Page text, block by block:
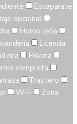
Escaparate
opcional
Horno leña
Licencia
Piscina
completa
Trastero
WiFi
Zona